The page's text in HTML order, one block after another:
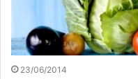
23/06/2014